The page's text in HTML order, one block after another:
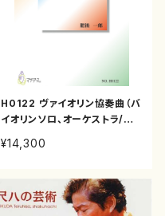
H0122 ヴァイオリン協奏曲（バ
イオリンソロ、オーケストラ/肥
¥14,300